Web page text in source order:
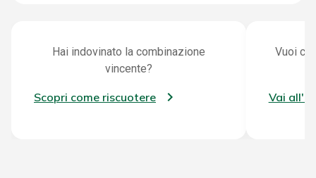
Hai indovinato la combinazione
vincente?
Scopri come riscuotere
Vuoi
Vai